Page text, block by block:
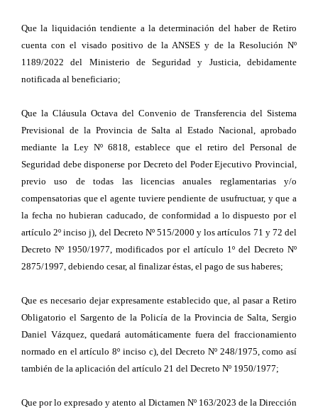
Que la liquidación tendiente a la determinación del haber de Retiro
cuenta con el visado positivo de la ANSES y de la Resolución Nº
1189/2022 del Ministerio de Seguridad y Justicia, debidamente
notificada al beneficiario;
Que la Cláusula Octava del Convenio de Transferencia del Sistema
Previsional de la Provincia de Salta al Estado Nacional, aprobado
mediante la Ley Nº 6818, establece que el retiro del Personal de
Seguridad debe disponerse por Decreto del Poder Ejecutivo Provincial,
previo uso de todas las licencias anuales reglamentarias y/o
compensatorias que el agente tuviere pendiente de usufructuar, y que a
la fecha no hubieran caducado, de conformidad a lo dispuesto por el
artículo 2º inciso j), del Decreto Nº 515/2000 y los artículos 71 y 72 del
Decreto Nº 1950/1977, modificados por el artículo 1º del Decreto Nº
2875/1997, debiendo cesar, al finalizar éstas, el pago de sus haberes;
Que es necesario dejar expresamente establecido que, al pasar a Retiro
Obligatorio el Sargento de la Policía de la Provincia de Salta, Sergio
Daniel Vázquez, quedará automáticamente fuera del fraccionamiento
normado en el artículo 8º inciso c), del Decreto Nº 248/1975, como así
también de la aplicación del artículo 21 del Decreto Nº 1950/1977;
Que por lo expresado y atento al Dictamen Nº 163/2023 de la Dirección